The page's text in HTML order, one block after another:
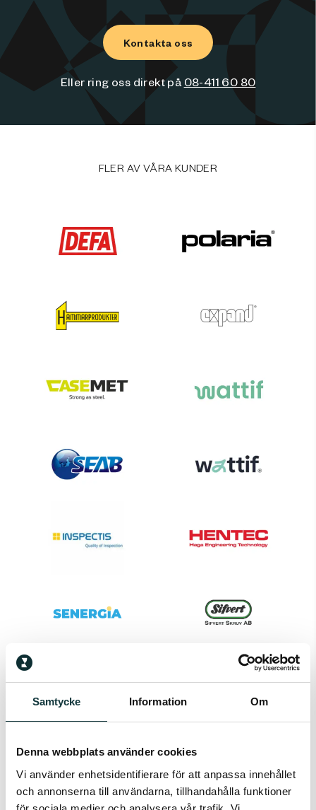
Samtycke Information Om
Denna webbplats använder cookies
Vi använder enhetsidentifierare för att anpassa innehållet
och annonserna till användarna, tillhandahålla funktioner
Kontakta oss
Eller ring oss direkt på 08-411 60 80
FLER AV VÅRA KUNDER